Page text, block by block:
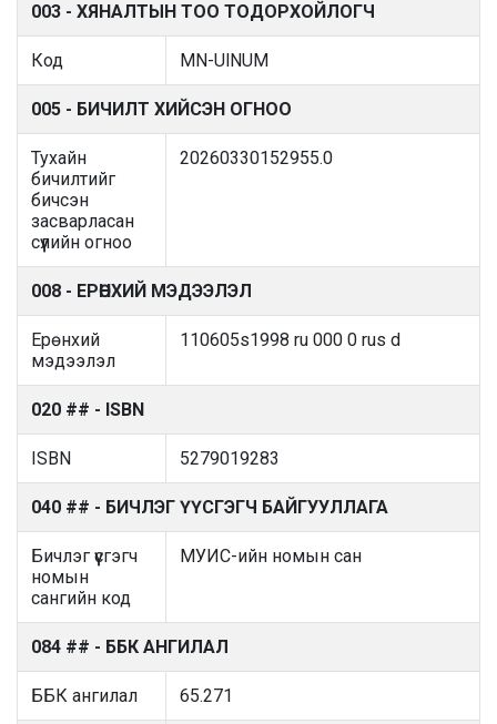
003 - ХЯНАЛТЫН ТОО ТОДОРХОЙЛОГЧ
Код MN-UlNUM
005 - БИЧИЛТ ХИЙСЭН ОГНОО
Тухайн
бичилтийг
бичсэн
засварласан
сүүлийн огноо
20260330152955.0
008 - ЕРӨНХИЙ МЭДЭЭЛЭЛ
Ерөнхий
мэдээлэл
110605s1998 ru 000 0 rus d
020 ## - ISBN
ISBN 5279019283
040 ## - БИЧЛЭГ ҮҮСГЭГЧ БАЙГУУЛЛАГА
Бичлэг үүсгэгч
номын
сангийн код
МУИС-ийн номын сан
084 ## - ББК АНГИЛАЛ
ББК ангилал 65.271